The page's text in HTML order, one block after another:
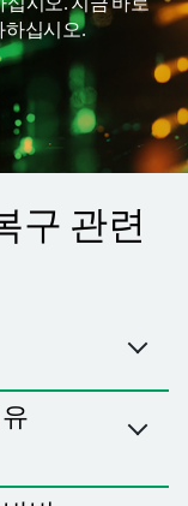
시오. 지금 바로
하십시오.
구 관련